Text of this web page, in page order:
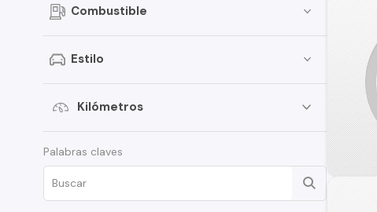
March
Tiida
Note
ALTIMA
D22
Combustible
Estilo
Kilómetros
Palabras claves